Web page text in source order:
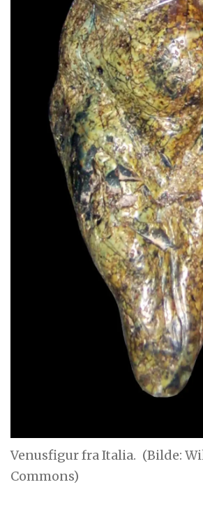
Venusfigur fra Italia. (Bilde:
Commons)